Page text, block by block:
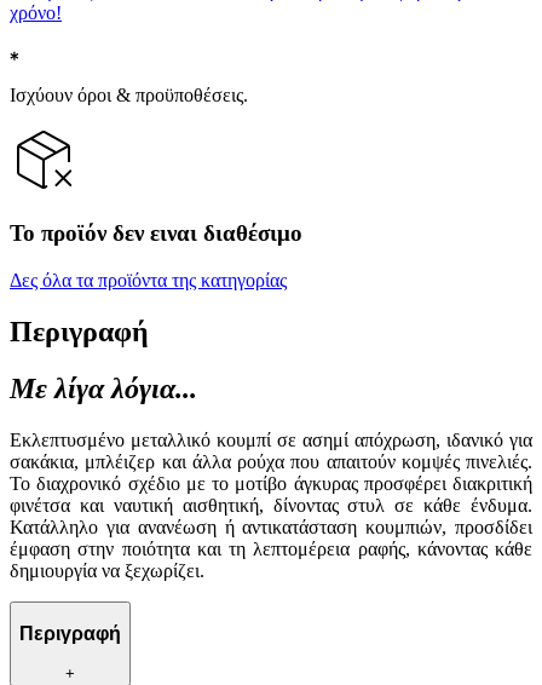
χρόνο!
Ισχύουν όροι & προϋποθέσεις.
Το προϊόν δεν ειναι διαθέσιμο
Δες όλα τα προϊόντα της κατηγορίας
Περιγραφή
Με λίγα λόγια...
Εκλεπτυσμένο μεταλλικό κουμπί σε ασημί απόχρωση, ιδανικό για
σακάκια, μπλέιζερ και άλλα ρούχα που απαιτούν κομψές πινελιές.
Το διαχρονικό σχέδιο με το μοτίβο άγκυρας προσφέρει διακριτική
φινέτσα και ναυτική αισθητική, δίνοντας στυλ σε κάθε ένδυμα.
Κατάλληλο για ανανέωση ή αντικατάσταση κουμπιών, προσδίδει
έμφαση στην ποιότητα και τη λεπτομέρεια ραφής, κάνοντας κάθε
δημιουργία να ξεχωρίζει.
Περιγραφή
+